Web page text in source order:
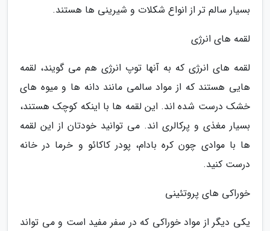
بسیار سالم تر از انواع شکلات و شیرینی ها هستند.
لقمه های انرژی
لقمه های انرژی که به آنها توپ انرژی هم می گویند، لقمه
هایی هستند که از مواد سالمی مانند دانه ها و میوه های
خشک درست شده اند. این لقمه ها با اینکه کوچک هستند،
بسیار مغذی و پرکالری اند. می توانید خودتان از این لقمه
ها با موادی چون کره بادام، پودر کاکائو و خرما در خانه
درست کنید.
خوراکی های پروتئینی
یکی دیگر از مواد خوراکی که در سفر مفید است و می تواند